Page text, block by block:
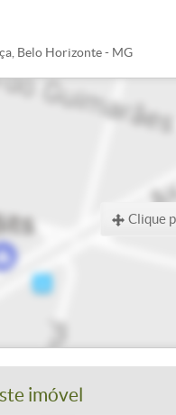
Belo Horizonte - MG
Clique
imóvel